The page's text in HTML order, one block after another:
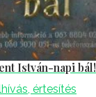
István-napi bál!
értesítés